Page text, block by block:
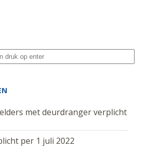
met deurdranger verplicht
per 1 juli 2022